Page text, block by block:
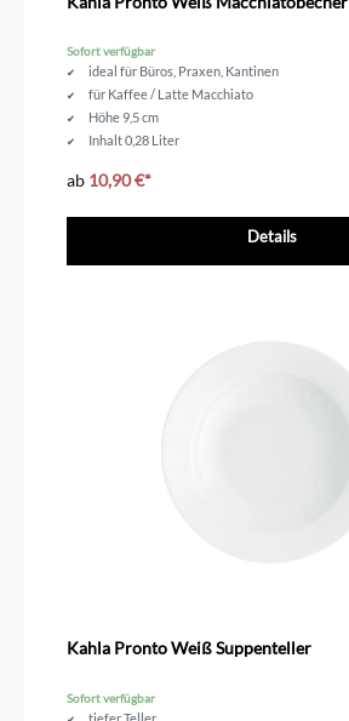
Sofort verfügbar
ideal für Büros, Praxen, Kantinen
für Kaffee / Latte Macchiato
Höhe 9,5 cm
Inhalt 0,28 Liter
ab 10,90 €*
Details
Kahla Pronto Weiß Suppenteller
Sofort verfügbar
tiefer Teller